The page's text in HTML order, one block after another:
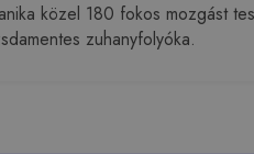
közel 180 fokos mozgást
zuhanyfolyóka.